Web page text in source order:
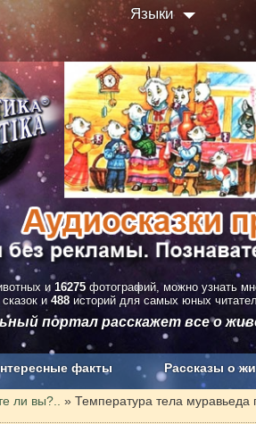
Языки
и 16275 фотографий, можно узнать
и 488 историй для самых юных
портал расскажет все о
факты Рассказы о
О
ли вы?.. » Температура тела муравьеда